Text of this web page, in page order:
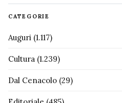
CATEGORIE
Auguri (1.117)
Cultura (1.239)
Dal Cenacolo (29)